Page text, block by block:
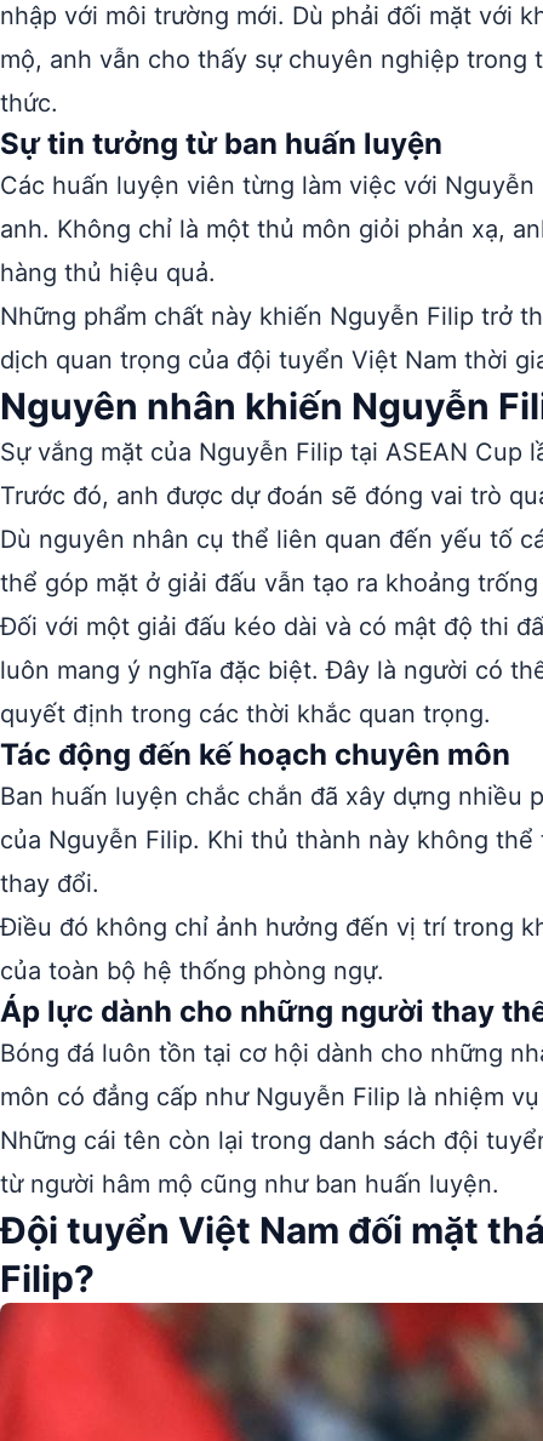
nhập với môi trường mới. Dù phải đối mặt với
mộ, anh vẫn cho thấy sự chuyên nghiệp
thức.
Sự tin tưởng từ ban huấn luyện
Các huấn luyện viên từng làm việc với
anh. Không chỉ là một thủ môn giỏi phản xạ,
hàng thủ hiệu quả.
Những phẩm chất này khiến Nguyễn Filip trở
dịch quan trọng của đội tuyển Việt Nam thời
Nguyên nhân khiến Nguyễn
Sự vắng mặt của Nguyễn Filip tại ASEAN
Trước đó, anh được dự đoán sẽ đóng vai trò
Dù nguyên nhân cụ thể liên quan đến yếu tố
thể góp mặt ở giải đấu vẫn tạo ra khoảng
Đối với một giải đấu kéo dài và có mật độ thi
luôn mang ý nghĩa đặc biệt. Đây là người có
quyết định trong các thời khắc quan trọng.
Tác động đến kế hoạch chuyên môn
Ban huấn luyện chắc chắn đã xây dựng nhiều
của Nguyễn Filip. Khi thủ thành này không
thay đổi.
Điều đó không chỉ ảnh hưởng đến vị trí trong
của toàn bộ hệ thống phòng ngự.
Áp lực dành cho những người thay
Bóng đá luôn tồn tại cơ hội dành cho những
môn có đẳng cấp như Nguyễn Filip là nhiệm
Những cái tên còn lại trong danh sách đội
từ người hâm mộ cũng như ban huấn luyện.
Đội tuyển Việt Nam đối mặt
Filip?